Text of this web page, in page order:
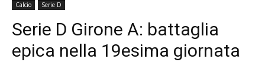
Calcio Serie D
Serie D Girone A: battaglia
epica nella 19esima giornata